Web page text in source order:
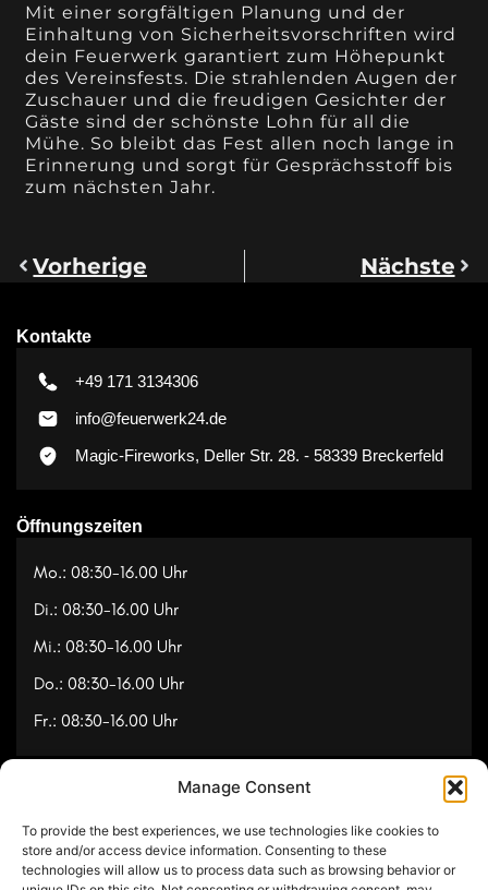
Manage Consent
To provide the best experiences, we use technologies like cookies to
store and/or access device information. Consenting to these
technologies will allow us to process data such as browsing behavior or
Mit einer sorgfältigen Planung und der
Einhaltung von Sicherheitsvorschriften wird
dein Feuerwerk garantiert zum Höhepunkt
des Vereinsfests. Die strahlenden Augen der
Zuschauer und die freudigen Gesichter der
Gäste sind der schönste Lohn für all die
Mühe. So bleibt das Fest allen noch lange in
Erinnerung und sorgt für Gesprächsstoff bis
zum nächsten Jahr.
Vorherige Nächste
Kontakte
+49 171 3134306
info@feuerwerk24.de
Magic-Fireworks, Deller Str. 28. - 58339 Breckerfeld
Öffnungszeiten
Mo.: 08:30-16.00 Uhr
Di.: 08:30-16.00 Uhr
Mi.: 08:30-16.00 Uhr
Do.: 08:30-16.00 Uhr
Fr.: 08:30-16.00 Uhr
Referenzen
Videos